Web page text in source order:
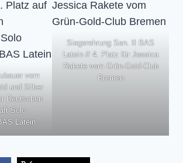
vom
und Silber
Deutschen
Solo
Latein
Siegerehrung Sen. II BAS
Latein // 4. Platz für Jessica
Rakete vom Grün-Gold-Club
Bremen